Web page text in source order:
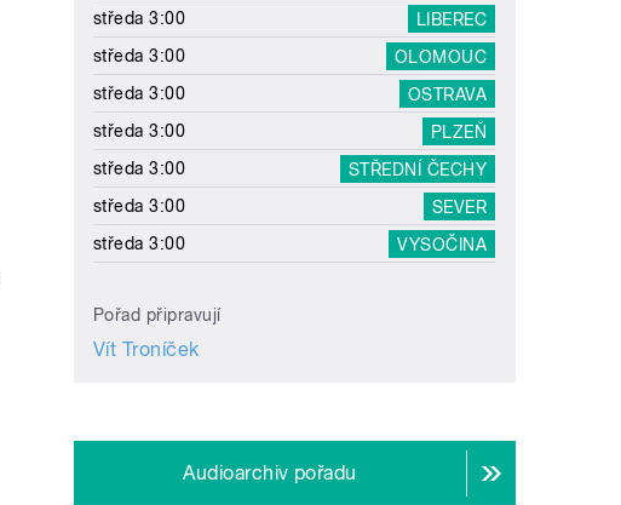
středa 3:00
LIBEREC
středa 3:00
OLOMOUC
středa 3:00
OSTRAVA
středa 3:00
PLZEŇ
středa 3:00
STŘEDNÍ ČECHY
středa 3:00
SEVER
středa 3:00
VYSOČINA
Pořad připravují
Vít Troníček
Audioarchiv pořadu